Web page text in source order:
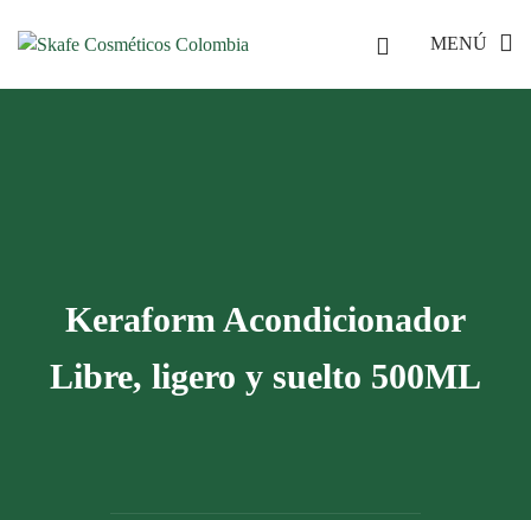
MENÚ
Keraform Acondicionador
Libre, ligero y suelto 500ML